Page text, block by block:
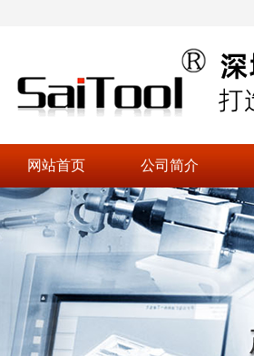
网站首页 公司简介